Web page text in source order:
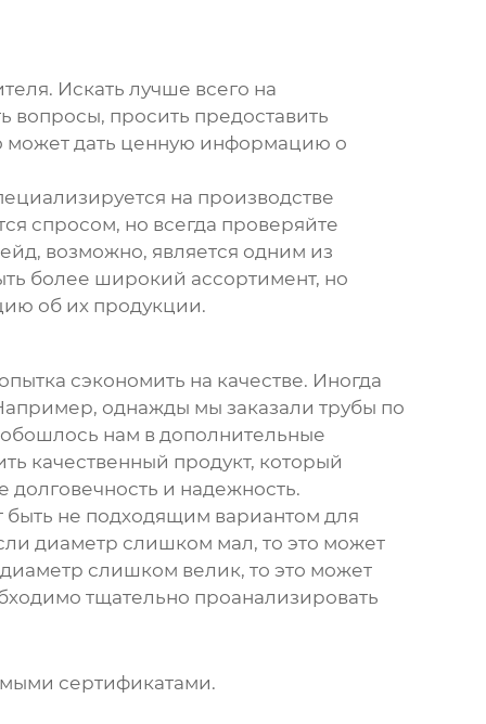
Искать лучше всего на
вопросы, просить предоставить
может дать ценную информацию о
на производстве
спросом, но всегда проверяйте
возможно, является одним из
более широкий ассортимент, но
об их продукции.
сэкономить на качестве. Иногда
однажды мы заказали трубы по
нам в дополнительные
качественный продукт, который
долговечность и надежность.
не подходящим вариантом для
диаметр слишком мал, то это может
слишком велик, то это может
тщательно проанализировать
сертификатами.